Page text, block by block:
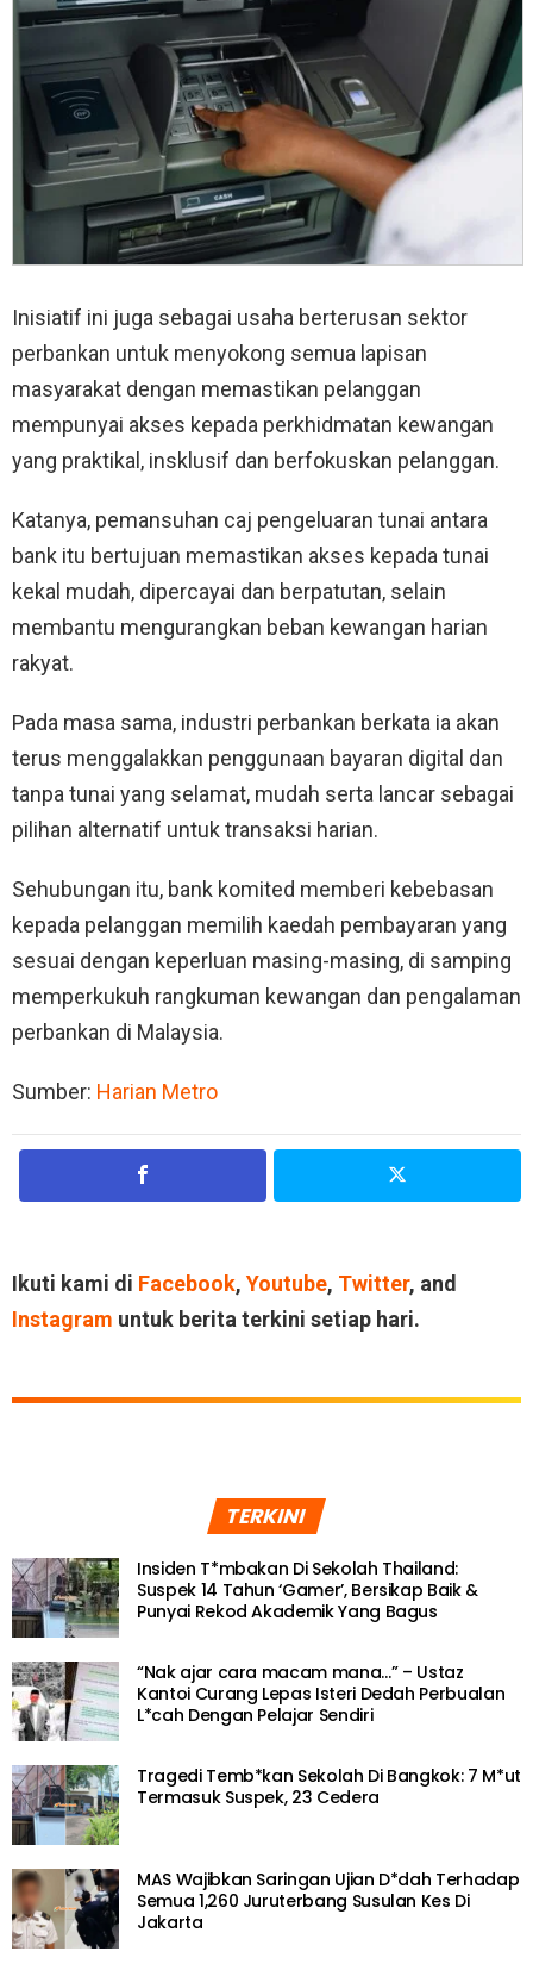
Inisiatif ini juga sebagai usaha berterusan sektor
perbankan untuk menyokong semua lapisan
masyarakat dengan memastikan pelanggan
mempunyai akses kepada perkhidmatan kewangan
yang praktikal, insklusif dan berfokuskan pelanggan.
Katanya, pemansuhan caj pengeluaran tunai antara
bank itu bertujuan memastikan akses kepada tunai
kekal mudah, dipercayai dan berpatutan, selain
membantu mengurangkan beban kewangan harian
rakyat.
Pada masa sama, industri perbankan berkata ia akan
terus menggalakkan penggunaan bayaran digital dan
tanpa tunai yang selamat, mudah serta lancar sebagai
pilihan alternatif untuk transaksi harian.
Sehubungan itu, bank komited memberi kebebasan
kepada pelanggan memilih kaedah pembayaran yang
sesuai dengan keperluan masing-masing, di samping
memperkukuh rangkuman kewangan dan pengalaman
perbankan di Malaysia.
Sumber: Harian Metro
Ikuti kami di Facebook, Youtube, Twitter, and
Instagram untuk berita terkini setiap hari.
TERKINI
Insiden T*mbakan Di Sekolah Thailand:
Suspek 14 Tahun ‘Gamer’, Bersikap Baik &
Punyai Rekod Akademik Yang Bagus
“Nak ajar cara macam mana…” – Ustaz
Kantoi Curang Lepas Isteri Dedah Perbualan
L*cah Dengan Pelajar Sendiri
Tragedi Temb*kan Sekolah Di Bangkok: 7 M*ut
Termasuk Suspek, 23 Cedera
MAS Wajibkan Saringan Ujian D*dah Terhadap
Semua 1,260 Juruterbang Susulan Kes Di
Jakarta